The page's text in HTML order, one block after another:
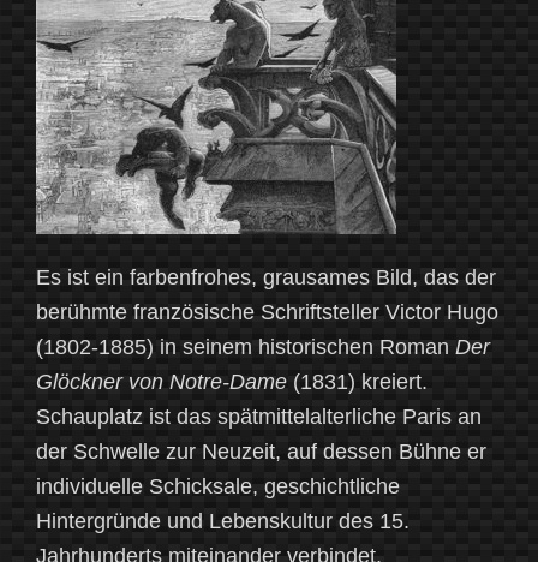
Es ist ein farbenfrohes, grausames Bild, das der
berühmte französische Schriftsteller Victor Hugo
(1802-1885) in seinem historischen Roman Der
Glöckner von Notre-Dame (1831) kreiert.
Schauplatz ist das spätmittelalterliche Paris an
der Schwelle zur Neuzeit, auf dessen Bühne er
individuelle Schicksale, geschichtliche
Hintergründe und Lebenskultur des 15.
Jahrhunderts miteinander verbindet.